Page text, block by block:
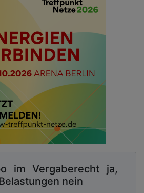
im Vergaberecht ja,
nein